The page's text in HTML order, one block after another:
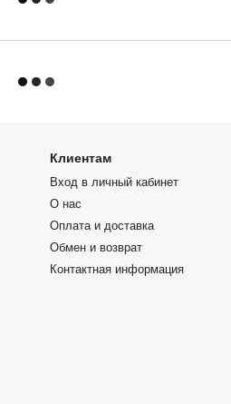
Клиентам
Вход в личный кабинет
О нас
Оплата и доставка
Обмен и возврат
Контактная информация